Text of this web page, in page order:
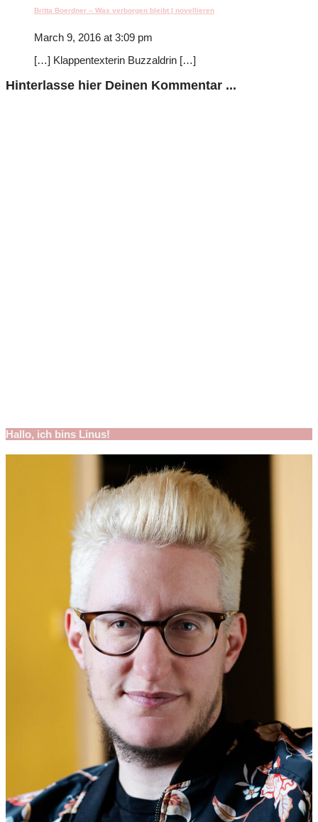
Britta Boerdner – Was verborgen bleibt | novellieren
March 9, 2016 at 3:09 pm
[…] Klappentexterin Buzzaldrin […]
Hinterlasse hier Deinen Kommentar ...
Hallo, ich bins Linus!